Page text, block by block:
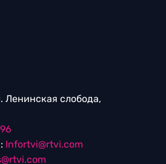
Ленинская слобода,
Infortvi@rtvi.com